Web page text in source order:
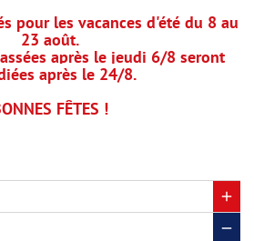
pour les vacances d'été du 8 au
23 août.
après le jeudi 6/8 seront
après le 24/8.
FÊTES !